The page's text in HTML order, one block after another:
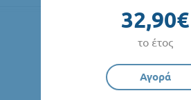
32,90€
το έτος
Αγορά